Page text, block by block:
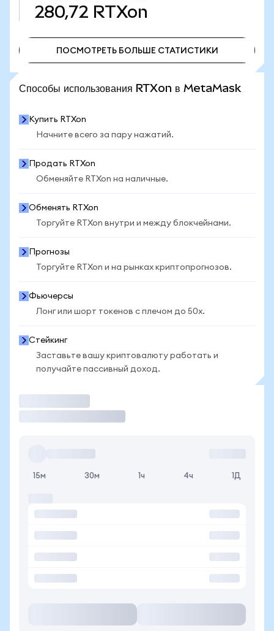
280,72 RTXon
ПОСМОТРЕТЬ БОЛЬШЕ СТАТИСТИКИ
Способы использования RTXon в MetaMask
Купить RTXon
Начните всего за пару нажатий.
Продать RTXon
Обменяйте RTXon на наличные.
Обменять RTXon
Торгуйте RTXon внутри и между блокчейнами.
Прогнозы
Торгуйте RTXon и на рынках криптопрогнозов.
Фьючерсы
Лонг или шорт токенов с плечом до 50x.
Стейкинг
Заставьте вашу криптовалюту работать и
получайте пассивный доход.
15м 30м 1ч 4ч 1Д